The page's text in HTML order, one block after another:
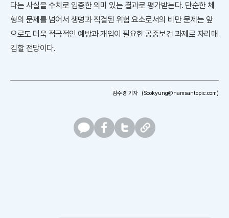
다는 사실을 수치로 입증한 의미 있는 결과로 평가받는다. 단순한 체
형의 문제를 넘어서 생명과 직결된 위험 요소로서의 비만 문제는 앞
으로도 더욱 적극적인 예방과 개입이 필요한 공중보건 과제로 자리매
김할 전망이다.
김수경 기자 (Sookyung@namsantopic.com)